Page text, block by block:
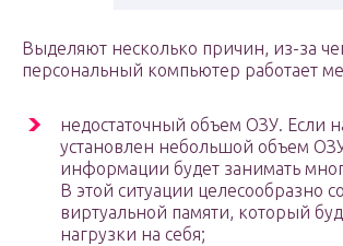
Выделяют несколько причин, из-за
персональный компьютер работает
недостаточный объем ОЗУ. Если
установлен небольшой объем
информации будет занимать
В этой ситуации целесообразно
виртуальной памяти, который
нагрузки на себя;